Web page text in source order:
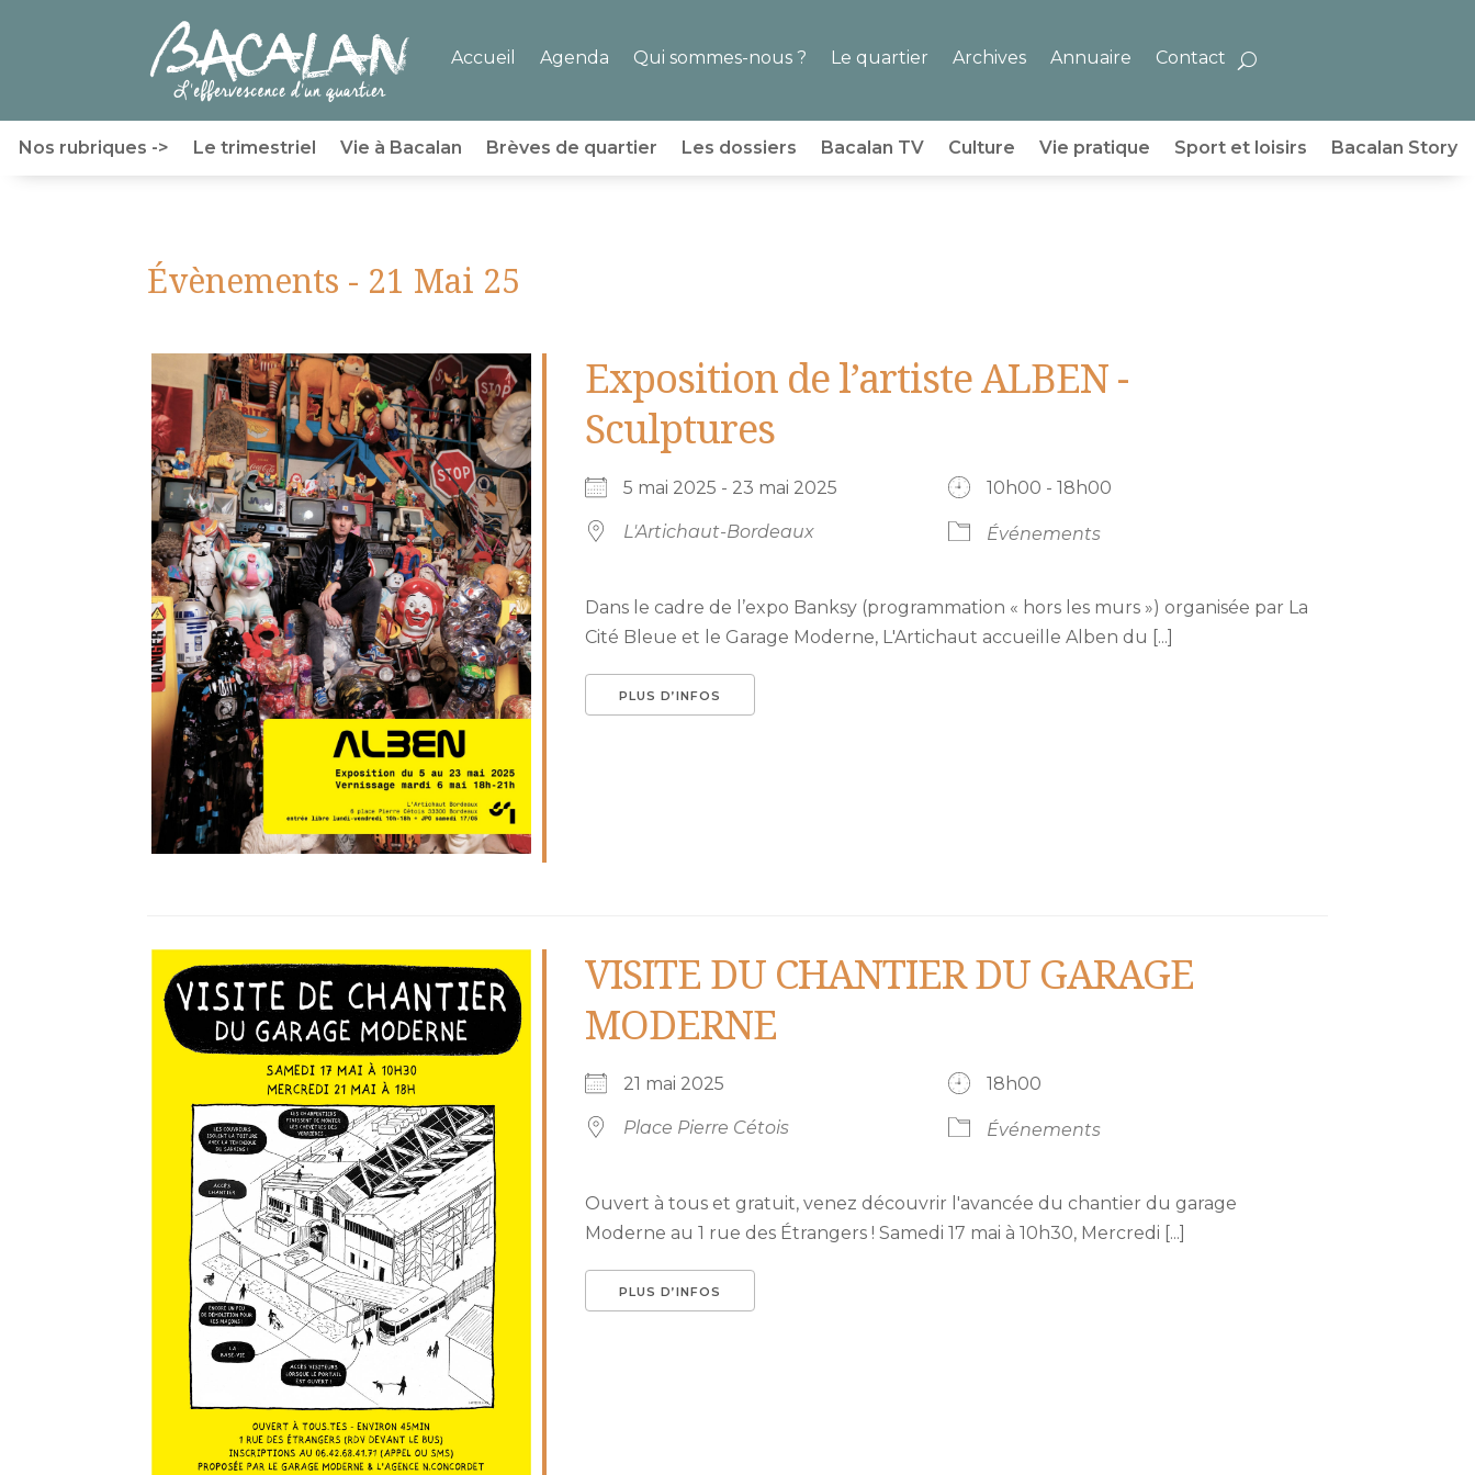
Accueil Agenda Qui sommes-nous ? Le quartier Archives Annuaire Contact
Nos rubriques -> Le trimestriel Vie à Bacalan Brèves de quartier Les dossiers Bacalan TV Culture Vie pratique Sport et loisirs Bacalan Story
Évènements - 21 Mai 25
Exposition de l’artiste ALBEN -
Sculptures
5 mai 2025 - 23 mai 2025 10h00 - 18h00
L'Artichaut-Bordeaux Événements
Dans le cadre de l’expo Banksy (programmation « hors les murs ») organisée par La
Cité Bleue et le Garage Moderne, L'Artichaut accueille Alben du [...]
PLUS D’INFOS
VISITE DU CHANTIER DU GARAGE
MODERNE
21 mai 2025 18h00
Place Pierre Cétois Événements
Ouvert à tous et gratuit, venez découvrir l'avancée du chantier du garage
Moderne au 1 rue des Étrangers ! Samedi 17 mai à 10h30, Mercredi [...]
PLUS D’INFOS